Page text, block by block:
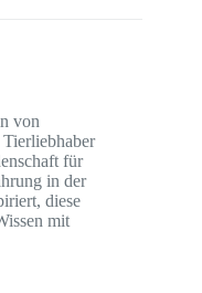
von
für
in der
diese
mit